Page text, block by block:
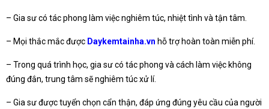
– Gia sư có tác phong làm việc nghiêm túc, nhiệt tình và tận tâm.
– Mọi thắc mắc được Daykemtainha.vn hỗ trợ hoàn toàn miễn phí.
– Trong quá trình học, gia sư có tác phong và cách làm việc không
đúng đắn, trung tâm sẽ nghiêm túc xử lí.
– Gia sư được tuyển chọn cẩn thận, đáp ứng đúng yêu cầu của người